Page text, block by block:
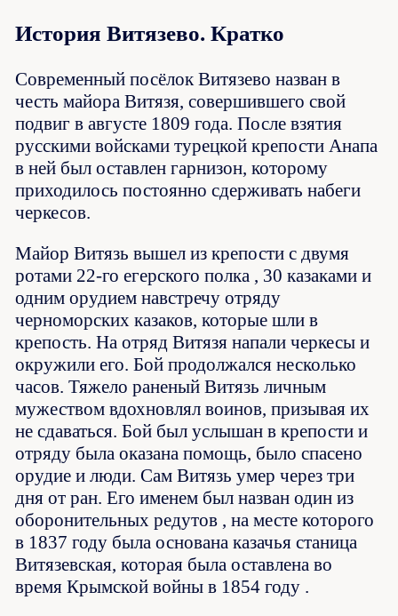
История Витязево. Кратко
Современный посёлок Витязево назван в
честь майора Витязя, совершившего свой
подвиг в августе 1809 года. После взятия
русскими войсками турецкой крепости Анапа
в ней был оставлен гарнизон, которому
приходилось постоянно сдерживать набеги
черкесов.
Майор Витязь вышел из крепости с двумя
ротами 22-го егерского полка , 30 казаками и
одним орудием навстречу отряду
черноморских казаков, которые шли в
крепость. На отряд Витязя напали черкесы и
окружили его. Бой продолжался несколько
часов. Тяжело раненый Витязь личным
мужеством вдохновлял воинов, призывая их
не сдаваться. Бой был услышан в крепости и
отряду была оказана помощь, было спасено
орудие и люди. Сам Витязь умер через три
дня от ран. Его именем был назван один из
оборонительных редутов , на месте которого
в 1837 году была основана казачья станица
Витязевская, которая была оставлена во
время Крымской войны в 1854 году .